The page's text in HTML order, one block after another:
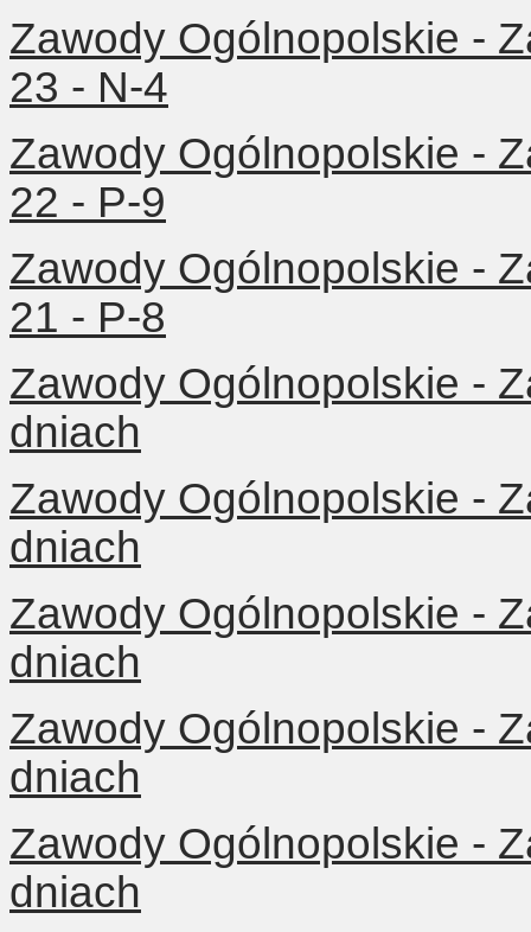
Zawody Ogólnopolskie -
23 - N-4
Zawody Ogólnopolskie -
22 - P-9
Zawody Ogólnopolskie -
21 - P-8
Zawody Ogólnopolskie -
dniach
Zawody Ogólnopolskie -
dniach
Zawody Ogólnopolskie -
dniach
Zawody Ogólnopolskie -
dniach
Zawody Ogólnopolskie -
dniach